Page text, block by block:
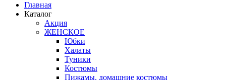
Главная
Каталог
Акция
ЖЕНСКОЕ
Юбки
Халаты
Туники
Костюмы
Пижамы, домашние костюмы